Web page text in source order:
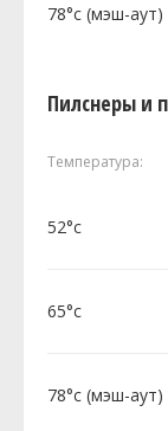
78°c (мэш-аут)
Пилснеры и
Температура:
52°c
65°c
78°c (мэш-аут)